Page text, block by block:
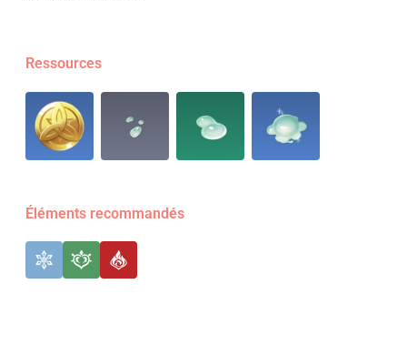
Ressources
Éléments recommandés